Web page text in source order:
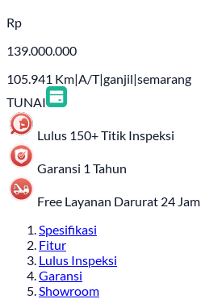
Rp
139.000.000
105.941 Km|A/T|ganjil|semarang
TUNAI
Lulus 150+ Titik Inspeksi
Garansi 1 Tahun
Free Layanan Darurat 24 Jam
Spesifikasi
Fitur
Lulus Inspeksi
Garansi
Showroom